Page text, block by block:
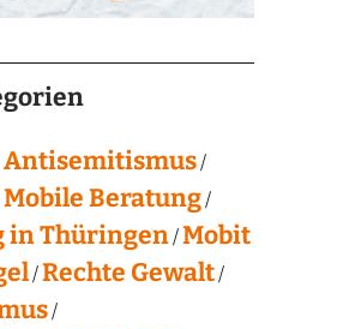
Antisemitismus
Beratung
in Thüringen Mobit
Rechte Gewalt